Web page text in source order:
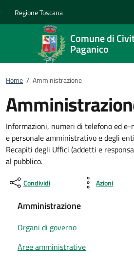
Regione Toscana
Comune di
Paganico
Home / Amministrazione
Informazioni, numeri di telefono ed
e personale amministrativo e degli
Recapiti degli Uffici (addetti e
al pubblico.
Condividi Azioni
Amministrazione
Organi di governo
Aree amministrative